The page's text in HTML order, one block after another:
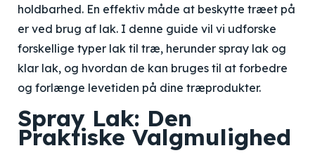
holdbarhed. En effektiv måde at beskytte træet på
er ved brug af lak. I denne guide vil vi udforske
forskellige typer lak til træ, herunder spray lak og
klar lak, og hvordan de kan bruges til at forbedre
og forlænge levetiden på dine træprodukter.
Spray Lak: Den
Praktiske Valgmulighed